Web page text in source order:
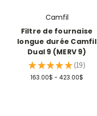
Camfil
Filtre de fournaise
longue durée Camfil
Dual 9 (MERV 9)
★ ★ ★ ★ ★ 19
19
163.00$ - 423.00$